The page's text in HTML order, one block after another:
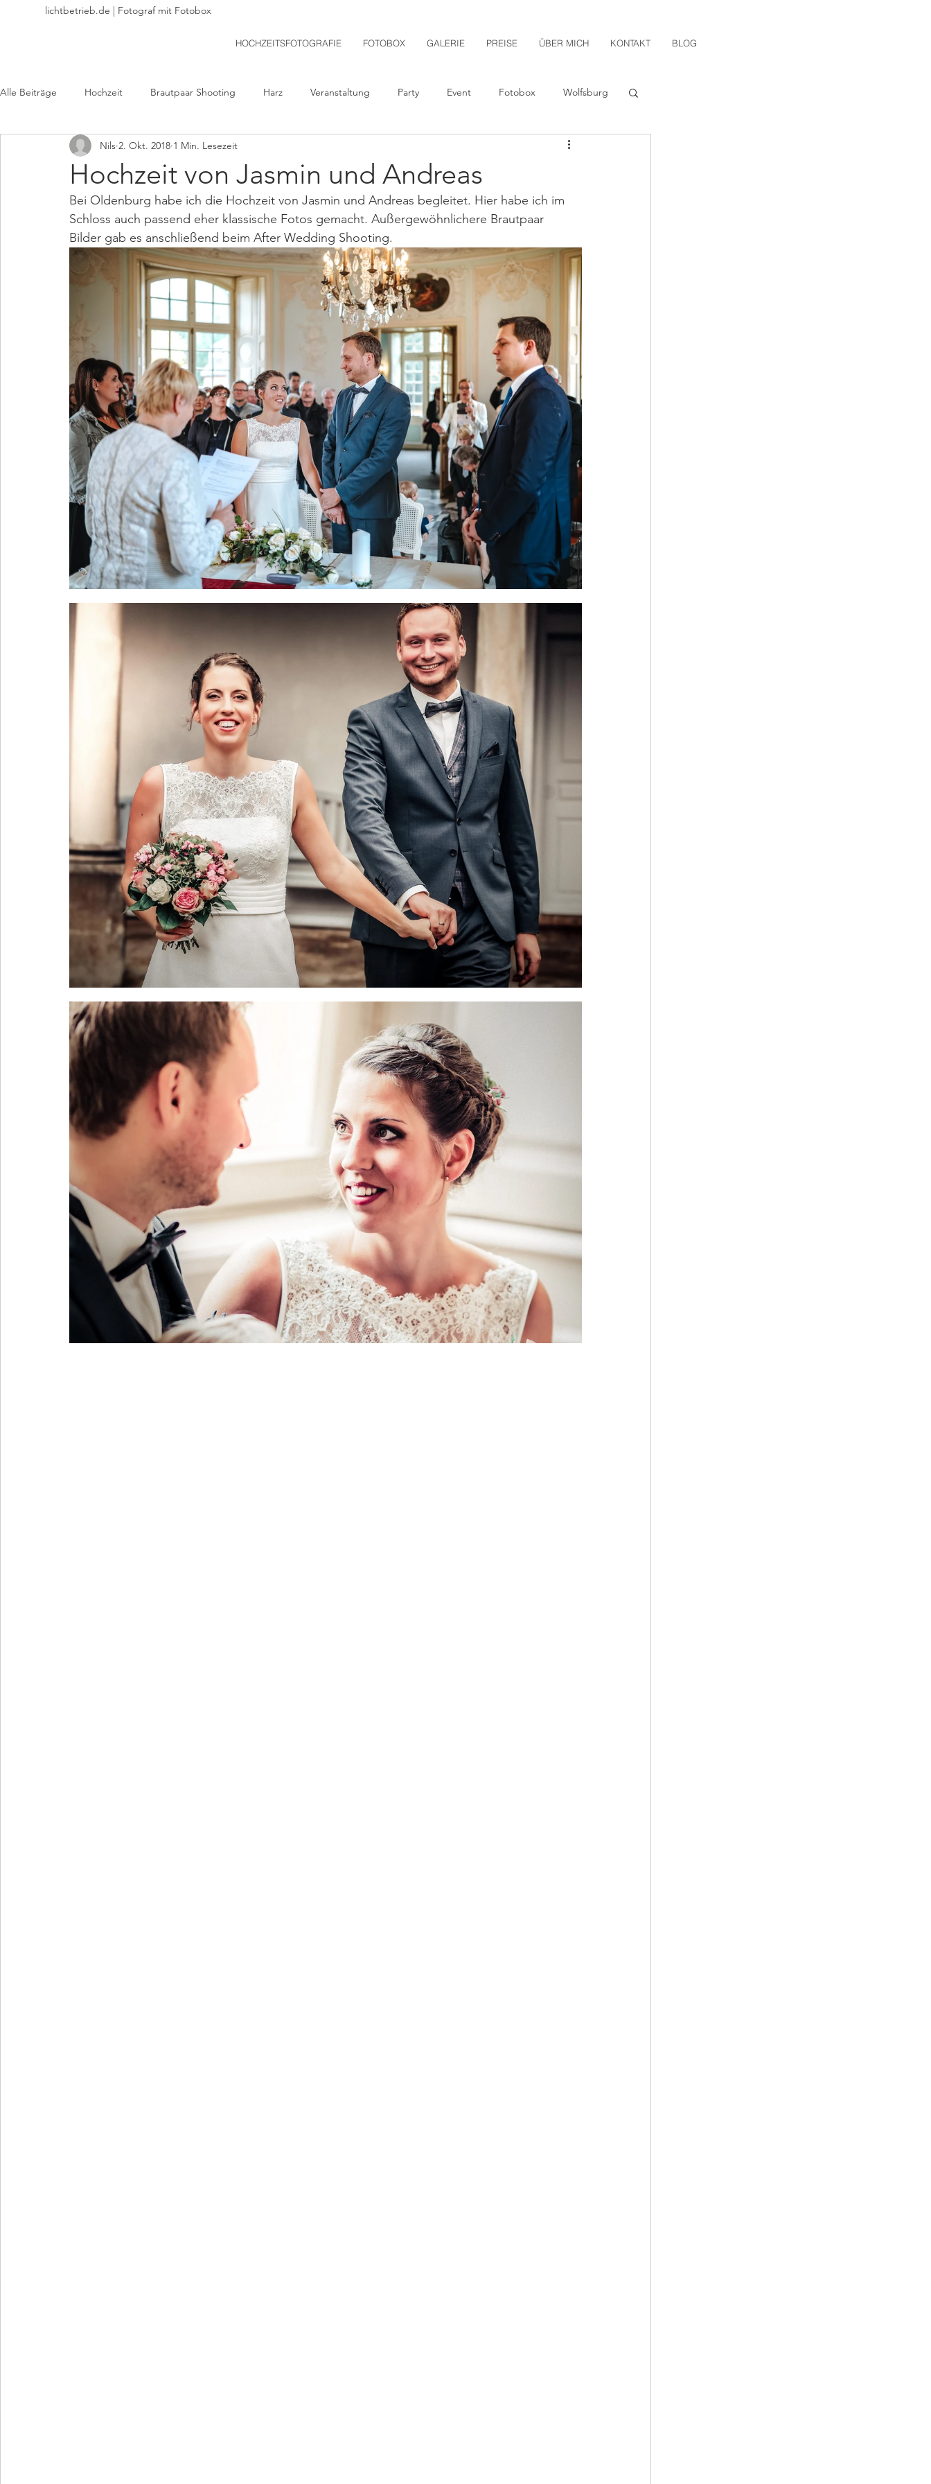
lichtbetrieb.de | Fotograf mit Fotobox
HOCHZEITSFOTOGRAFIE FOTOBOX GALERIE PREISE ÜBER MICH KONTAKT BLOG
Alle Beiträge Hochzeit Brautpaar Shooting Harz Veranstaltung Party Event Fotobox Wolfsburg
Braunschweig Freie Trauung Hildesheim
Standesamtliche Hochzeit Kirchliche Trauung Portrait Pärchen-Shooting Babybauch-Shooting Schloss
Wolfenbüttel Salzgitter Goslar Riddagshausen Sickte Hochzeitsreportage
Helmstedt
Hochzeit von Jasmin und Andreas
Nils 2. Okt. 2018 1 Min. Lesezeit
Bei Oldenburg habe ich die Hochzeit von Jasmin und Andreas begleitet. Hier habe ich im
Schloss auch passend eher klassische Fotos gemacht. Außergewöhnlichere Brautpaar
Bilder gab es anschließend beim After Wedding Shooting.